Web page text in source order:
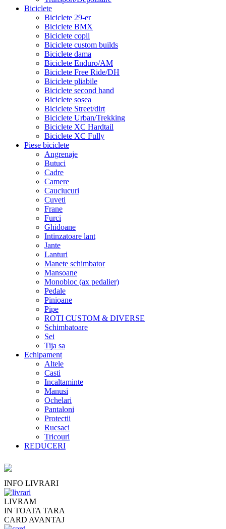
Biciclete
Biciclete 29-er
Biciclete BMX
Biciclete copii
Biciclete custom builds
Biciclete dama
Biciclete Enduro/AM
Biciclete Free Ride/DH
Biciclete pliabile
Biciclete second hand
Biciclete sosea
Biciclete Street/dirt
Biciclete Urban/Trekking
Biciclete XC Hardtail
Biciclete XC Fully
Piese biciclete
Angrenaje
Butuci
Cadre
Camere
Cauciucuri
Cuveti
Frane
Furci
Ghidoane
Intinzatoare lant
Jante
Lanturi
Manete schimbator
Mansoane
Monobloc (ax pedalier)
Pedale
Pinioane
Pipe
ROTI CUSTOM & DIVERSE
Schimbatoare
Sei
Tija sa
Echipament
Altele
Casti
Incaltaminte
Manusi
Ochelari
Pantaloni
Protectii
Rucsaci
Tricouri
REDUCERI
INFO LIVRARI
LIVRAM
IN TOATA TARA
CARD AVANTAJ